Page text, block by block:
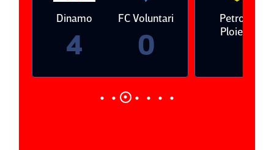
Dinamo
4
FC Voluntari
0
Petrolul
Ploieşti